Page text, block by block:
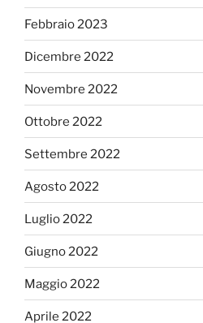
Febbraio 2023
Dicembre 2022
Novembre 2022
Ottobre 2022
Settembre 2022
Agosto 2022
Luglio 2022
Giugno 2022
Maggio 2022
Aprile 2022